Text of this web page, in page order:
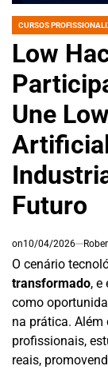
POSTED
CURSOS
Low
Une
Futuro
on10/04/2026
O cenário
transformado, e
como
na prática.
profissionais,
reais,